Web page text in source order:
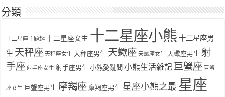
分類
十二星座主題趣 十二星座女生 十二星座小熊 十二星座男
生 天秤座 天秤座女生 天秤座男生 天蠍座 天蠍座女生 天蠍座男生 射
手座 射手座女生 射手座男生 小熊愛亂問 小熊生活雜記 巨蟹座 巨蟹
座女生 巨蟹座男生 摩羯座 摩羯座男生 星座小熊之最 星座